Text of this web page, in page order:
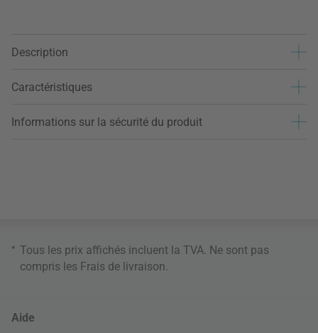
Description
Caractéristiques
Informations sur la sécurité du produit
* Tous les prix affichés incluent la TVA. Ne sont pas
compris les Frais de livraison.
Aide